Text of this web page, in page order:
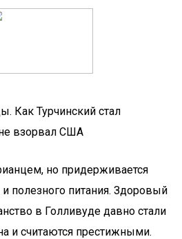
Как Турчинский стал
взорвал США
но придерживается
полезного питания. Здоровый
в Голливуде давно стали
и считаются престижными.